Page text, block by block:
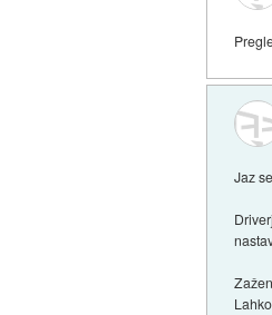
Jaz